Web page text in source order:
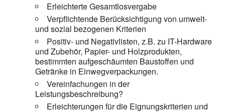
Erleichterte Gesamtlosvergabe
Verpflichtende Berücksichtigung von umwelt-
und sozial bezogenen Kriterien
Positiv- und Negativlisten, z.B. zu IT-Hardware
und Zubehör, Papier- und Holzprodukten,
bestimmten aufgeschäumten Baustoffen und
Getränke in Einwegverpackungen.
Vereinfachungen in der
Leistungsbeschreibung?
Erleichterungen für die Eignungskriterien und